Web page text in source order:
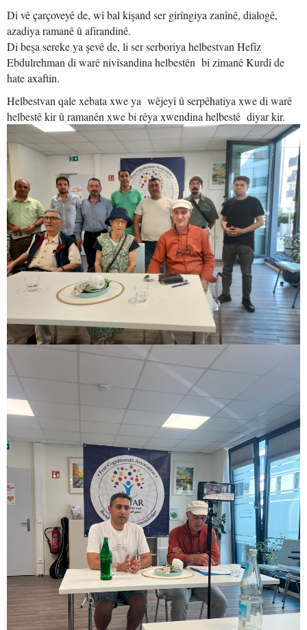
Di vê çarçoveyê de, wî bal kişand ser girîngiya zanînê, dialogê,
azadiya ramanê û afirandinê.
Di beşa sereke ya şevê de, li ser serboriya helbestvan Hefîz
Ebdulrehman di warê nivîsandina helbestên bi zimanê Kurdî de
hate axaftin.
Helbestvan qale xebata xwe ya wêjeyî û serpêhatiya xwe di warê
helbestê kir û ramanên xwe bi rêya xwendina helbestê diyar kir.